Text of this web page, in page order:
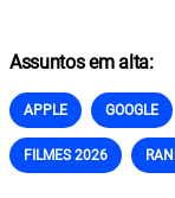
Assuntos em alta:
APPLE GOOGLE
FILMES 2026